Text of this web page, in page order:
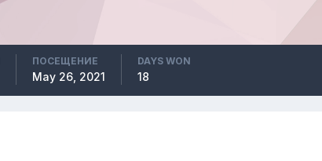
ПОСЕЩЕНИЕ
May 26, 2021
DAYS WON
18